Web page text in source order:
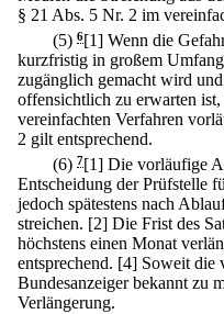
§ 21 Abs. 5 Nr. 2 im
(5) 6[1] Wenn die
kurzfristig in großem
zugänglich gemacht wird
offensichtlich zu erwarten
vereinfachten Verfahren
2 gilt entsprechend.
(6) 7[1] Die vorläufige
Entscheidung der Prüfstelle
jedoch spätestens nach
streichen. [2] Die Frist des
höchstens einen Monat
entsprechend. [4] Soweit die
Bundesanzeiger bekannt zu
Verlängerung.